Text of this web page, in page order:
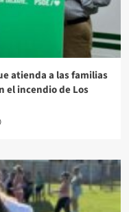
atienda a las familias
el incendio de Los